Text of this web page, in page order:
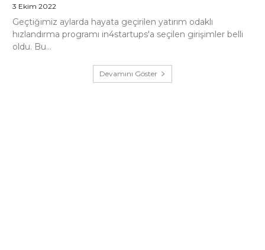
3 Ekim 2022
Geçtiğimiz aylarda hayata geçirilen yatırım odaklı
hızlandırma programı in4startups'a seçilen girişimler belli
oldu. Bu...
Devamını Göster